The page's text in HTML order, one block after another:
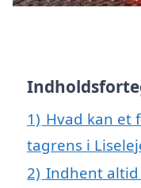
1) Hvad kan et
tagrens i
2) Indhent